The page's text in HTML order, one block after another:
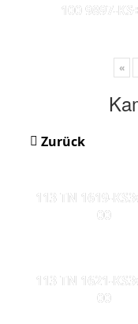
100 9897-
«
Zurück
113 TN 1619-
00
113 TN 1621-
00